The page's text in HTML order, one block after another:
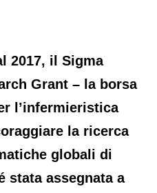
2017, il Sigma
Grant – la borsa
l’infermieristica
la ricerca
globali di
stata assegnata a